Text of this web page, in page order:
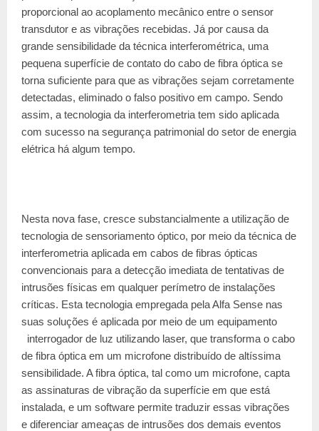
proporcional ao acoplamento mecânico entre o sensor
transdutor e as vibrações recebidas. Já por causa da
grande sensibilidade da técnica interferométrica, uma
pequena superfície de contato do cabo de fibra óptica se
torna suficiente para que as vibrações sejam corretamente
detectadas, eliminado o falso positivo em campo. Sendo
assim, a tecnologia da interferometria tem sido aplicada
com sucesso na segurança patrimonial do setor de energia
elétrica há algum tempo.
Nesta nova fase, cresce substancialmente a utilização de
tecnologia de sensoriamento óptico, por meio da técnica de
interferometria aplicada em cabos de fibras ópticas
convencionais para a detecção imediata de tentativas de
intrusões físicas em qualquer perímetro de instalações
críticas. Esta tecnologia empregada pela Alfa Sense nas
suas soluções é aplicada por meio de um equipamento
interrogador de luz utilizando laser, que transforma o cabo
de fibra óptica em um microfone distribuído de altíssima
sensibilidade. A fibra óptica, tal como um microfone, capta
as assinaturas de vibração da superfície em que está
instalada, e um software permite traduzir essas vibrações
e diferenciar ameaças de intrusões dos demais eventos